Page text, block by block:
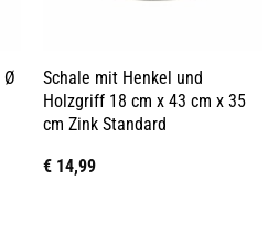
Ø
Schale mit Henkel und
Holzgriff 18 cm x 43 cm x 35
cm Zink Standard
€14,99